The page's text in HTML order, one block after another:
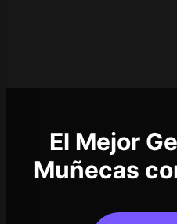
El Mejor
Muñecas